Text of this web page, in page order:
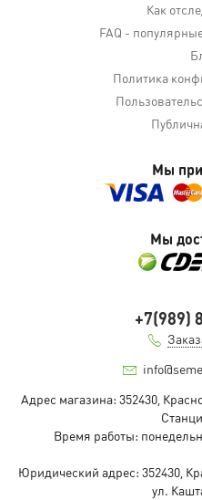
Как
FAQ -
Политика
Мы
Мы
+7(989)
Адрес магазина: 352430,
Время работы:
Юридический адрес: 352430,
ул.